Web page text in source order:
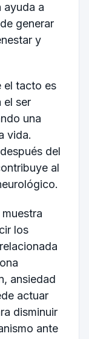
ayuda a
generar
y
el tacto es
el ser
una
vida.
del
al
los
ansiedad
actuar
disminuir
ante